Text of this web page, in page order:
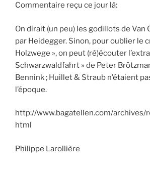
Commentaire reçu ce jour là:
On dirait (un peu) les godillots de Van
par Heidegger. Sinon, pour oublier le
Holzwege », on peut (ré)écouter
Schwarzwaldfahrt » de Peter
Bennink ; Huillet & Straub n’étaient
l’époque.
http://www.bagatellen.com/archives/
html
Philippe Larollière